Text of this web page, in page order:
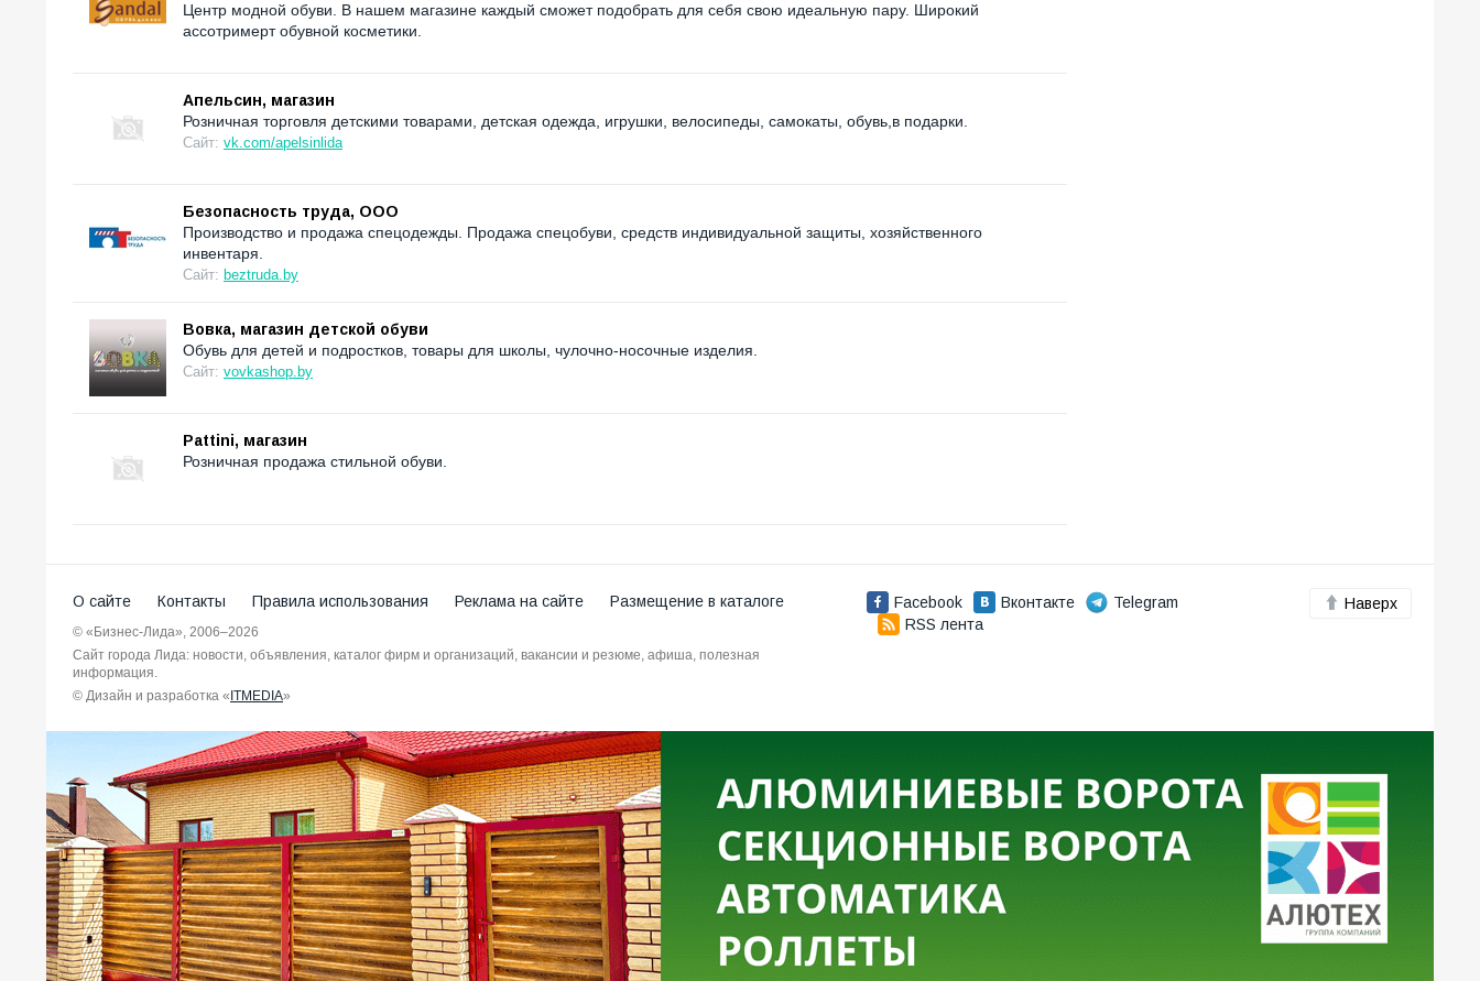
Центр модной обуви. В нашем магазине каждый сможет подобрать для себя свою идеальную пару. Широкий
ассотримерт обувной косметики.
Апельсин, магазин
Розничная торговля детскими товарами, детская одежда, игрушки, велосипеды, самокаты, обувь,в подарки.
Сайт: vk.com/apelsinlida
Безопасность труда, ООО
Производство и продажа спецодежды. Продажа спецобуви, средств индивидуальной защиты, хозяйственного
инвентаря.
Сайт: beztruda.by
Вовка, магазин детской обуви
Обувь для детей и подростков, товары для школы, чулочно-носочные изделия.
Сайт: vovkashop.by
Pattini, магазин
Розничная продажа стильной обуви.
О сайте Контакты Правила использования Реклама на сайте Размещение в каталоге
© «Бизнес-Лида», 2006–2026
Сайт города Лида: новости, объявления, каталог фирм и организаций, вакансии и резюме, афиша, полезная
информация.
© Дизайн и разработка « ITMEDIA»
Facebook Вконтакте
Telegram
RSS лента
Наверх